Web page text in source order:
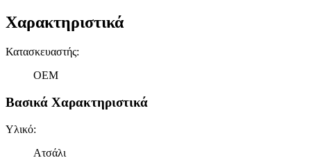
Χαρακτηριστικά
Κατασκευαστής:
OEM
Βασικά Χαρακτηριστικά
Υλικό:
Ατσάλι